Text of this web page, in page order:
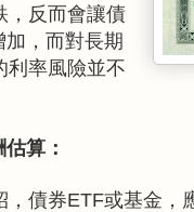
，反而會讓債
加，而對長期
利率風險並不
算：
，債券ETF或基金，